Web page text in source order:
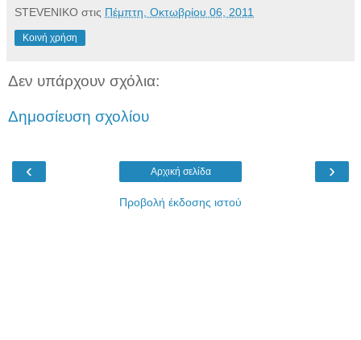
STEVENIKO στις Πέμπτη, Οκτωβρίου 06, 2011
Κοινή χρήση
Δεν υπάρχουν σχόλια:
Δημοσίευση σχολίου
‹ ›
Αρχική σελίδα
Προβολή έκδοσης ιστού